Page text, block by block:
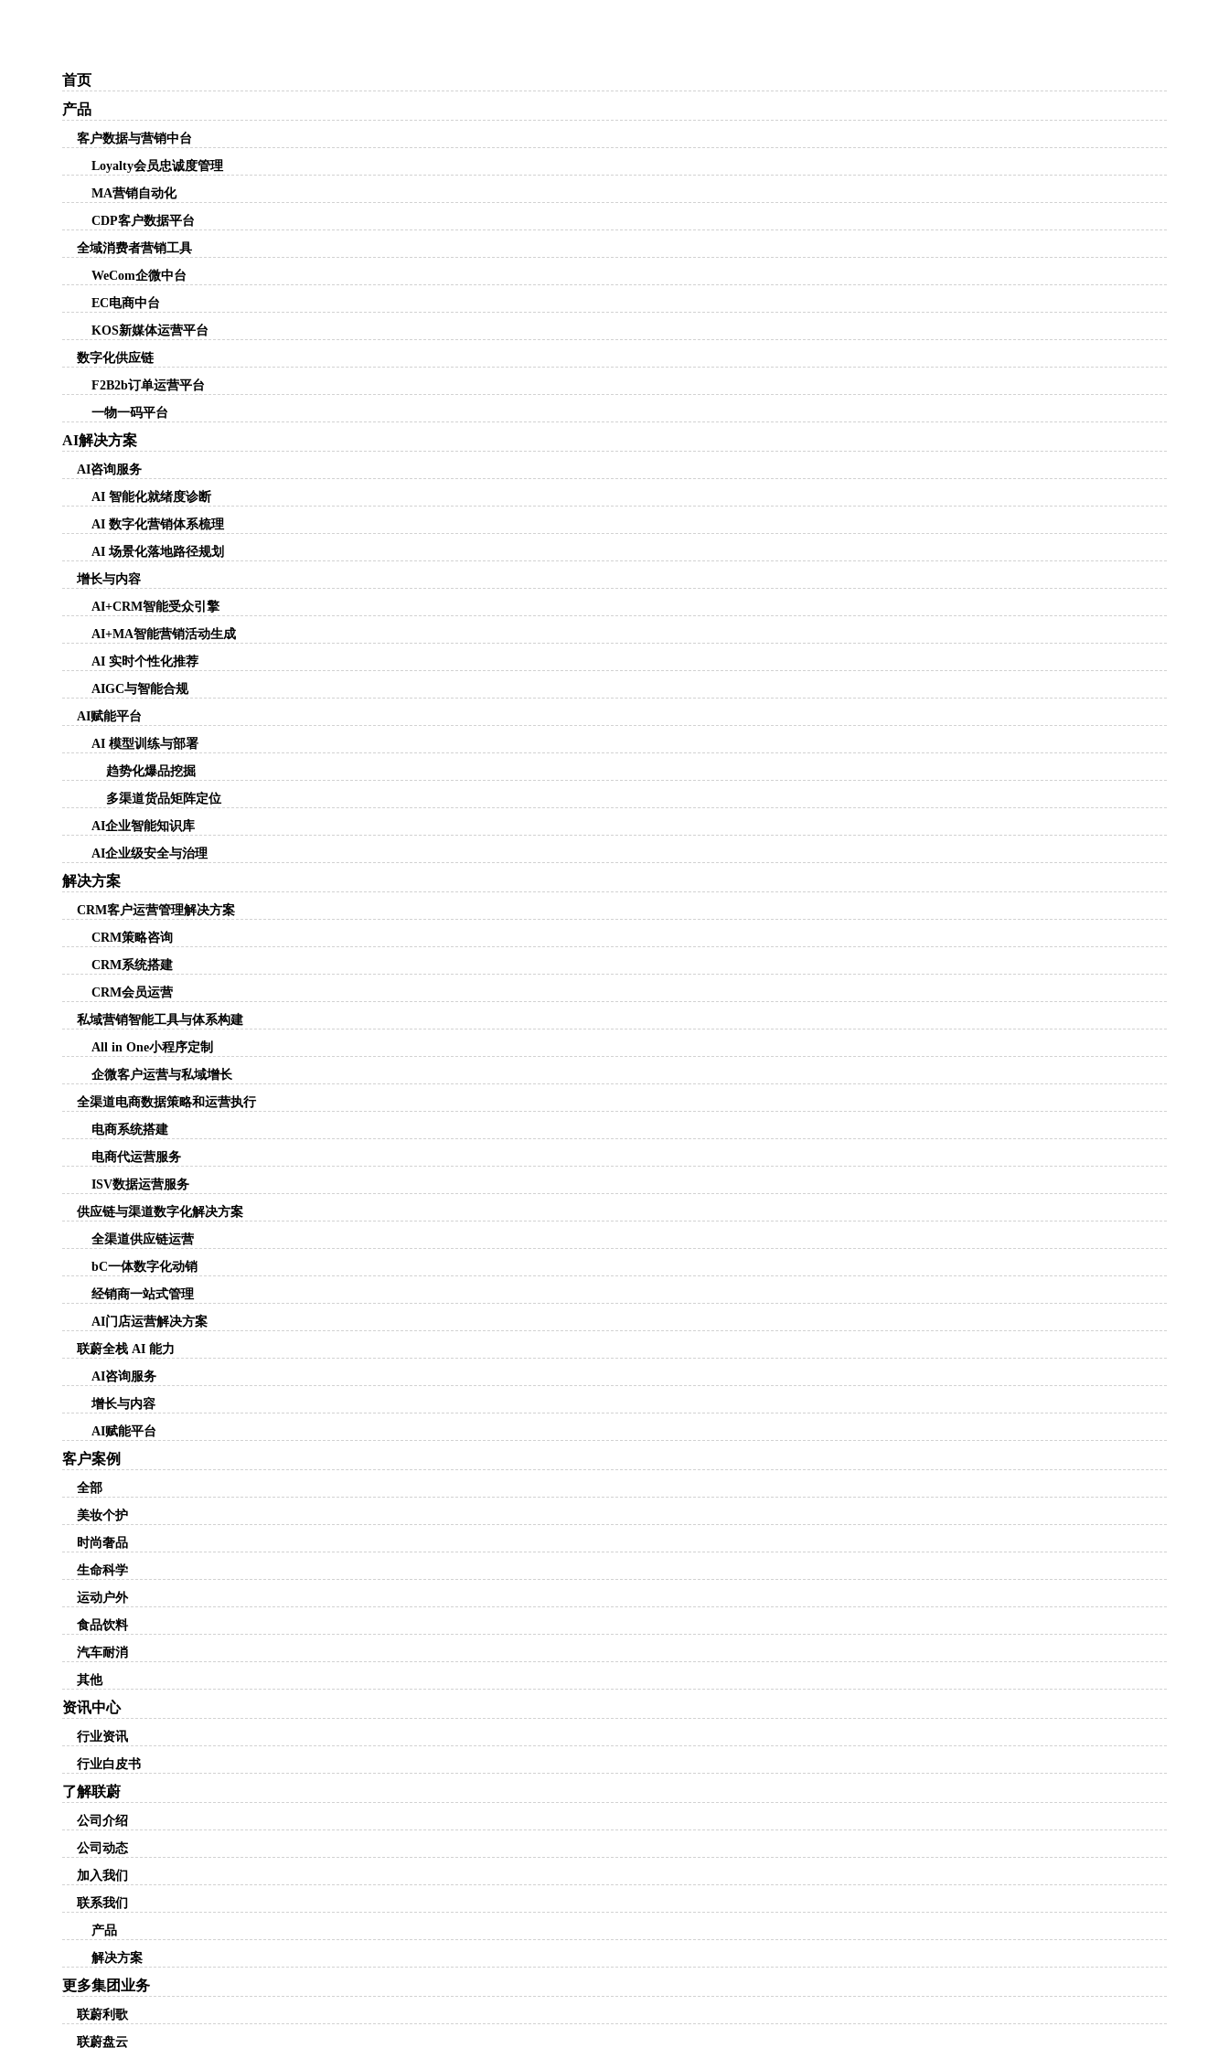
首页
产品
客户数据与营销中台
Loyalty会员忠诚度管理
MA营销自动化
CDP客户数据平台
全域消费者营销工具
WeCom企微中台
EC电商中台
KOS新媒体运营平台
数字化供应链
F2B2b订单运营平台
一物一码平台
AI解决方案
AI咨询服务
AI 智能化就绪度诊断
AI 数字化营销体系梳理
AI 场景化落地路径规划
增长与内容
AI+CRM智能受众引擎
AI+MA智能营销活动生成
AI 实时个性化推荐
AIGC与智能合规
AI赋能平台
AI 模型训练与部署
趋势化爆品挖掘
多渠道货品矩阵定位
AI企业智能知识库
AI企业级安全与治理
解决方案
CRM客户运营管理解决方案
CRM策略咨询
CRM系统搭建
CRM会员运营
私域营销智能工具与体系构建
All in One小程序定制
企微客户运营与私域增长
全渠道电商数据策略和运营执行
电商系统搭建
电商代运营服务
ISV数据运营服务
供应链与渠道数字化解决方案
全渠道供应链运营
bC一体数字化动销
经销商一站式管理
AI门店运营解决方案
联蔚全栈 AI 能力
AI咨询服务
增长与内容
AI赋能平台
客户案例
全部
美妆个护
时尚奢品
生命科学
运动户外
食品饮料
汽车耐消
其他
资讯中心
行业资讯
行业白皮书
了解联蔚
公司介绍
公司动态
加入我们
联系我们
产品
解决方案
更多集团业务
联蔚利歌
联蔚盘云